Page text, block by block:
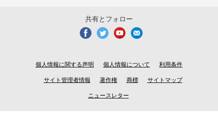
共有とフォロー
個人情報に関する声明 個人情報について 利用条件
サイト管理者情報 著作権 商標 サイトマップ
ニュースレター